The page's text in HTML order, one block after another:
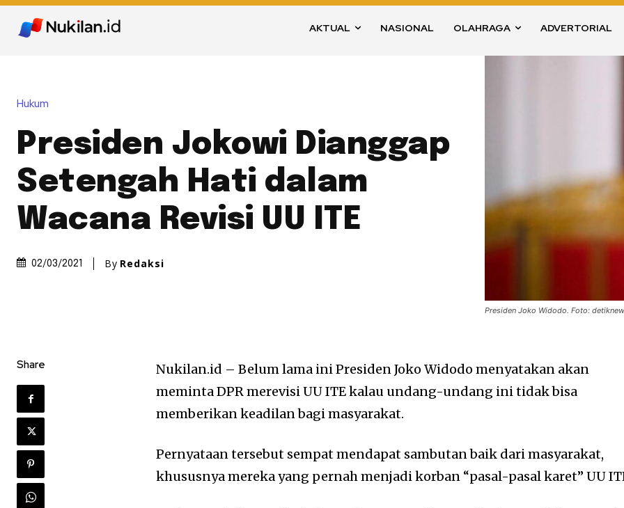
AKTUAL NASIONAL OLAHRAGA ADVERTORIAL
Hukum
Presiden Jokowi Dianggap
Setengah Hati dalam
Wacana Revisi UU ITE
02/03/2021 By Redaksi
Presiden Joko Widodo. Foto:
Share
Nukilan.id – Belum lama ini Presiden Joko Widodo menyatakan akan
meminta DPR merevisi UU ITE kalau undang-undang ini tidak bisa
memberikan keadilan bagi masyarakat.
Pernyataan tersebut sempat mendapat sambutan baik dari masyarakat,
khususnya mereka yang pernah menjadi korban “pasal-pasal karet” UU